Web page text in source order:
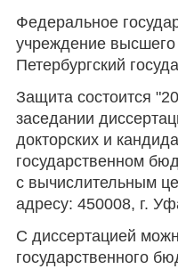
Федеральное
учреждение
Петербургский
Защита состоится
заседании
докторских и
государственном
с вычислительным
адресу: 450008, г.
С диссертацией
государственного